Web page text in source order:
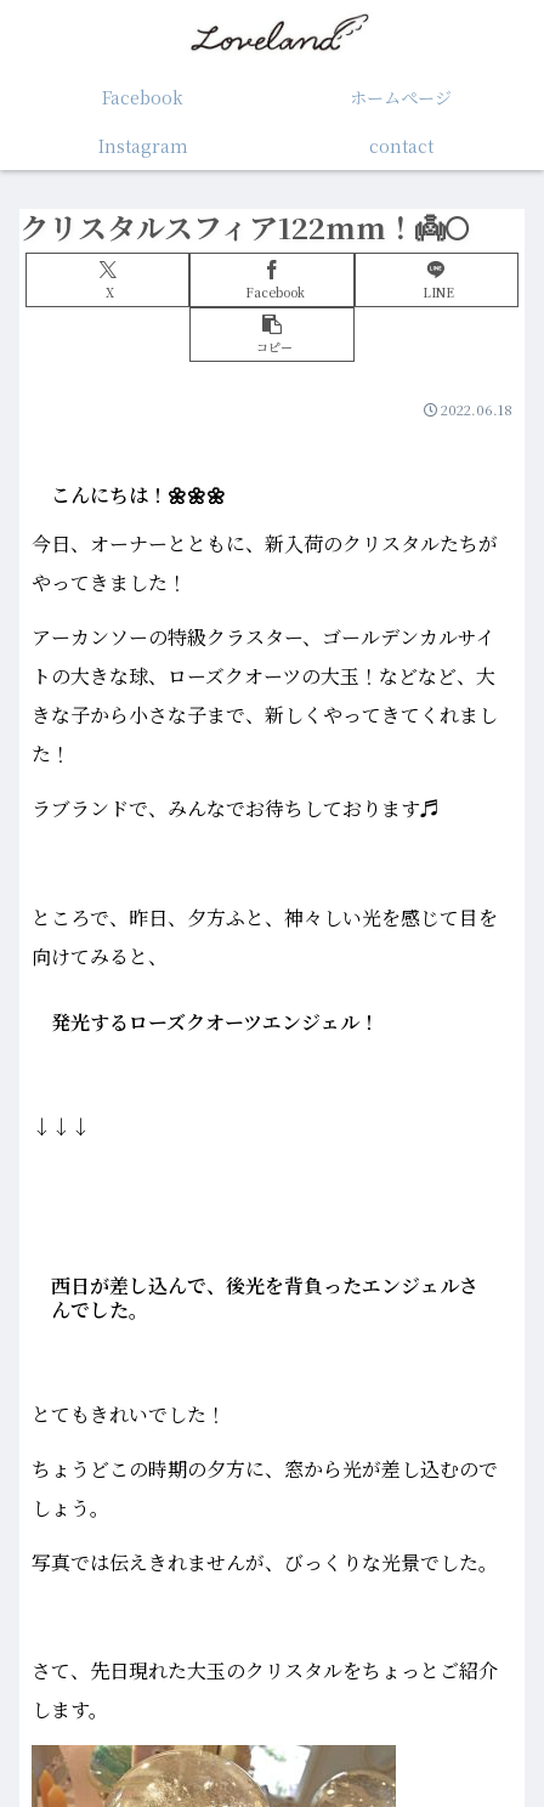
Facebook
ホームぺージ
Instagram
contact
クリスタルスフィア122mm！👼🌕
X Facebook LINE
コピー
2022.06.18
こんにちは！🌼🌼🌼
今日、オーナーとともに、新入荷のクリスタルたちが
やってきました！
アーカンソーの特級クラスター、ゴールデンカルサイ
トの大きな球、ローズクオーツの大玉！などなど、大
きな子から小さな子まで、新しくやってきてくれまし
た！
ラブランドで、みんなでお待ちしております♬
ところで、昨日、夕方ふと、神々しい光を感じて目を
向けてみると、
発光するローズクオーツエンジェル！
↓↓↓
西日が差し込んで、後光を背負ったエンジェルさ
んでした。
とてもきれいでした！
ちょうどこの時期の夕方に、窓から光が差し込むので
しょう。
写真では伝えきれませんが、びっくりな光景でした。
さて、先日現れた大玉のクリスタルをちょっとご紹介
します。